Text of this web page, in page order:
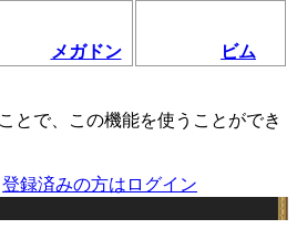
メガドン
ビム
とで、この機能を使うことができ
登録済みの方はログイン